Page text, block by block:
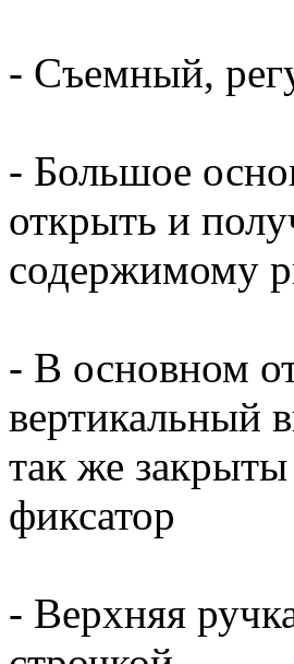
- Съемный,
- Большое
открыть и
содержимому
- В основном
вертикальный
так же
фиксатор
- Верхняя